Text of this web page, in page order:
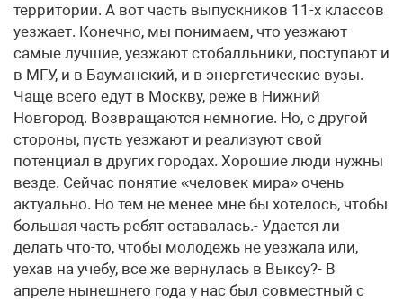
территории. А вот часть выпускников 11-х классов
уезжает. Конечно, мы понимаем, что уезжают
самые лучшие, уезжают стобалльники, поступают и
в МГУ, и в Бауманский, и в энергетические вузы.
Чаще всего едут в Москву, реже в Нижний
Новгород. Возвращаются немногие. Но, с другой
стороны, пусть уезжают и реализуют свой
потенциал в других городах. Хорошие люди нужны
везде. Сейчас понятие «человек мира» очень
актуально. Но тем не менее мне бы хотелось, чтобы
большая часть ребят оставалась.- Удается ли
делать что-то, чтобы молодежь не уезжала или,
уехав на учебу, все же вернулась в Выксу?- В
апреле нынешнего года у нас был совместный с